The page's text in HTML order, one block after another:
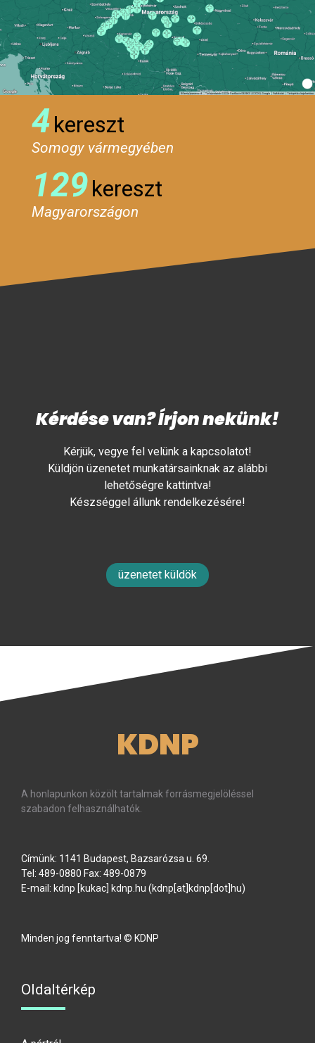
4kereszt
Somogy vármegyében
129kereszt
Magyarországon
Kérdése van? Írjon nekünk!
Kérjük, vegye fel velünk a kapcsolatot!
Küldjön üzenetet munkatársainknak az alábbi
lehetőségre kattintva!
Készséggel állunk rendelkezésére!
üzenetet küldök
KDNP
A honlapunkon közölt tartalmak forrásmegjelöléssel
szabadon felhasználhatók.
Címünk: 1141 Budapest, Bazsarózsa u. 69.
Tel: 489-0880 Fax: 489-0879
E-mail: kdnp [kukac] kdnp hu (kdnp[at]kdnp[dot]hu)
Minden jog fenntartva! © KDNP
Oldaltérkép